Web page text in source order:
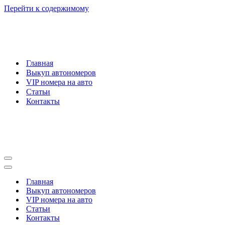
Перейти к содержимому
Главная
Выкуп автономеров
VIP номера на авто
Статьи
Контакты
Меню
навигации
Меню
навигацииГлавная
Выкуп автономеров
VIP номера на авто
Статьи
Контакты